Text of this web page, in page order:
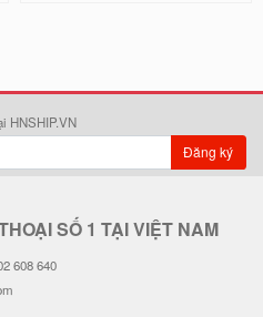
Ốp Vân Da Viền Camera Bạc - Mẫ
u Độc Lập
28.000 đ